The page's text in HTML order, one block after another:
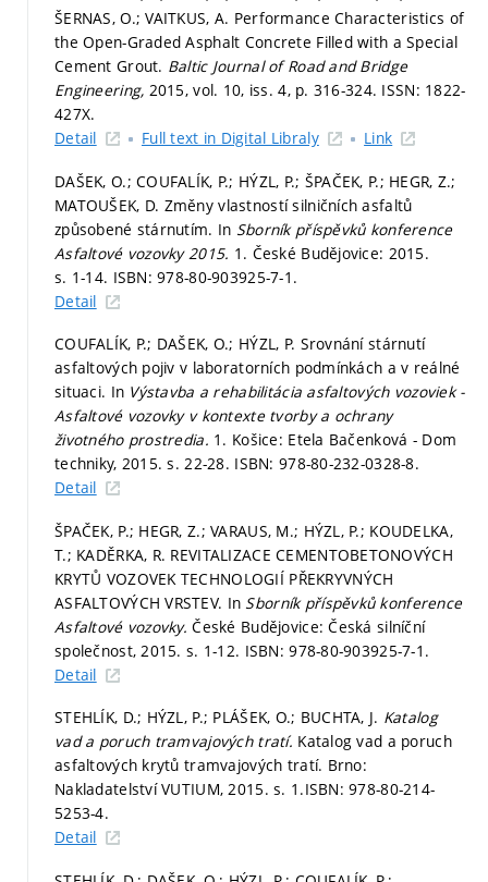
ŠERNAS, O.; VAITKUS, A. Performance Characteristics of
the Open-Graded Asphalt Concrete Filled with a Special
Cement Grout. Baltic Journal of Road and Bridge
Engineering, 2015, vol. 10, iss. 4, p. 316-324. ISSN: 1822-
427X.
Detail
Full text in Digital Libraly Link
DAŠEK, O.; COUFALÍK, P.; HÝZL, P.; ŠPAČEK, P.; HEGR, Z.;
MATOUŠEK, D. Změny vlastností silničních asfaltů
způsobené stárnutím. In Sborník příspěvků konference
Asfaltové vozovky 2015. 1. České Budějovice: 2015.
s. 1-14. ISBN: 978-80-903925-7-1.
Detail
COUFALÍK, P.; DAŠEK, O.; HÝZL, P. Srovnání stárnutí
asfaltových pojiv v laboratorních podmínkách a v reálné
situaci. In Výstavba a rehabilitácia asfaltových vozoviek -
Asfaltové vozovky v kontexte tvorby a ochrany
životného prostredia. 1. Košice: Etela Bačenková - Dom
techniky, 2015.s. 22-28. ISBN: 978-80-232-0328-8.
Detail
ŠPAČEK, P.; HEGR, Z.; VARAUS, M.; HÝZL, P.; KOUDELKA,
T.; KADĚRKA, R. REVITALIZACE CEMENTOBETONOVÝCH
KRYTŮ VOZOVEK TECHNOLOGIÍ PŘEKRYVNÝCH
ASFALTOVÝCH VRSTEV. In Sborník příspěvků konference
Asfaltové vozovky.České Budějovice: Česká silníční
společnost, 2015.s. 1-12. ISBN: 978-80-903925-7-1.
Detail
STEHLÍK, D.; HÝZL, P.; PLÁŠEK, O.; BUCHTA, J. Katalog
vad a poruch tramvajových tratí. Katalog vad a poruch
asfaltových krytů tramvajových tratí. Brno:
Nakladatelství VUTIUM, 2015.s. 1.ISBN: 978-80-214-
5253-4.
Detail